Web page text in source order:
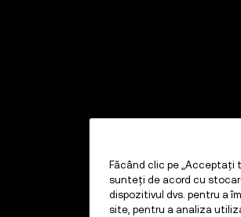
Făcând clic pe „Acceptați
sunteți de acord cu
dispozitivul dvs. pentru a
site, pentru a analiza